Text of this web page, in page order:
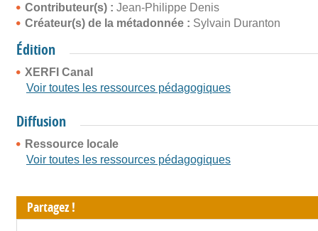
Contributeur(s) : Jean-Philippe Denis
Créateur(s) de la métadonnée : Sylvain Duranton
Édition
XERFI Canal
Voir toutes les ressources pédagogiques
Diffusion
Ressource locale
Voir toutes les ressources pédagogiques
Partagez !